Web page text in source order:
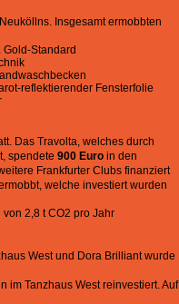
Insgesamt ermobbten
Standard
reflektierender Fensterfolie
Das Travolta, welches durch
spendete 900 Euro in den
Frankfurter Clubs finanziert
welche investiert wurden
2,8 t CO2 pro Jahr
West und Dora Brilliant wurde
im Tanzhaus West reinvestiert. Auf